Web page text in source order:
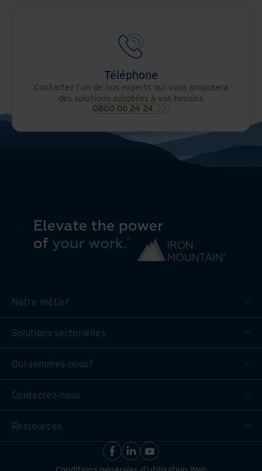
Téléphone
Contactez l'un de nos experts qui vous proposera
des solutions adaptées à vos besoins
0800 00 24 24
Notre métier
Solutions sectorielles
Qui sommes-nous?
Contactez-nous
Ressources